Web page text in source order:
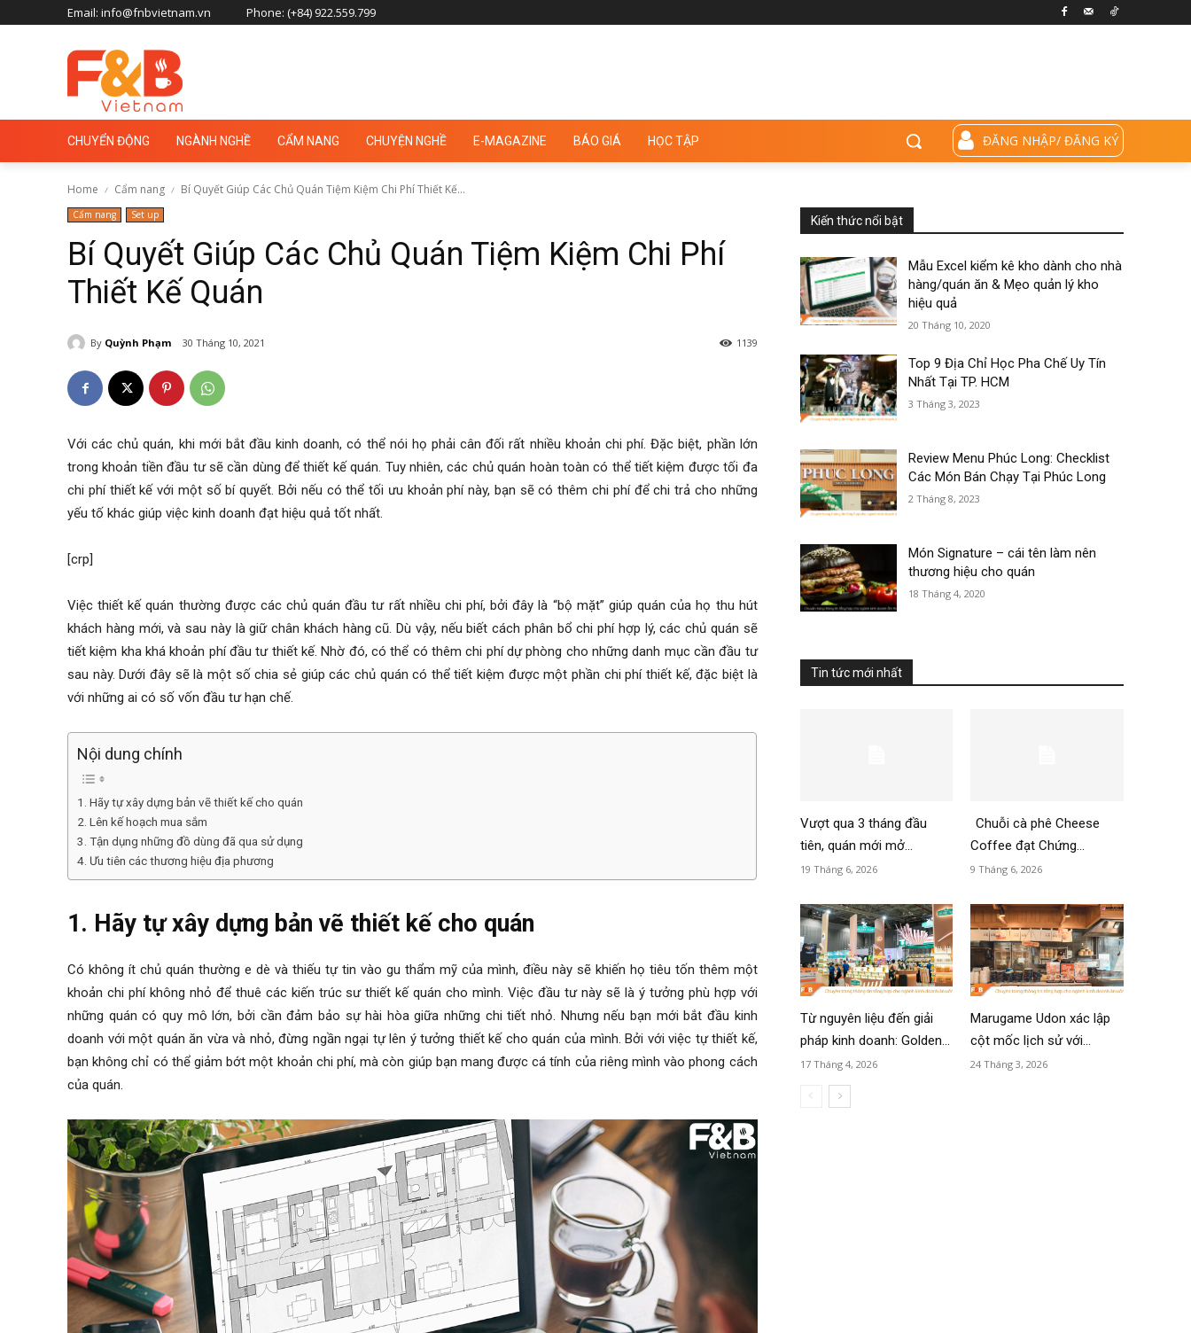
Email: info@fnbvietnam.vn Phone: (+84) 922.559.799
CHUYỂN ĐỘNG NGÀNH NGHỀ CẨM NANG CHUYỆN NGHỀ E-MAGAZINE BÁO GIÁ HỌC TẬP ĐĂNG NHẬP/ ĐĂNG KÝ
Home Cẩm nang Bí Quyết Giúp Các Chủ Quán Tiệm Kiệm Chi Phí Thiết Kế...
Cẩm nang Set up
Bí Quyết Giúp Các Chủ Quán Tiệm Kiệm Chi Phí
Thiết Kế Quán
By Quỳnh Phạm 30 Tháng 10, 2021 1139
Với các chủ quán, khi mới bắt đầu kinh doanh, có thể nói họ phải cân đối rất nhiều khoản chi phí. Đặc biệt, phần lớn
trong khoản tiền đầu tư sẽ cần dùng để thiết kế quán. Tuy nhiên, các chủ quán hoàn toàn có thể tiết kiệm được tối đa
chi phí thiết kế với một số bí quyết. Bởi nếu có thể tối ưu khoản phí này, bạn sẽ có thêm chi phí để chi trả cho những
yếu tố khác giúp việc kinh doanh đạt hiệu quả tốt nhất.
[crp]
Việc thiết kế quán thường được các chủ quán đầu tư rất nhiều chi phí, bởi đây là “bộ mặt” giúp quán của họ thu hút
khách hàng mới, và sau này là giữ chân khách hàng cũ. Dù vậy, nếu biết cách phân bổ chi phí hợp lý, các chủ quán sẽ
tiết kiệm kha khá khoản phí đầu tư thiết kế. Nhờ đó, có thể có thêm chi phí dự phòng cho những danh mục cần đầu tư
sau này. Dưới đây sẽ là một số chia sẻ giúp các chủ quán có thể tiết kiệm được một phần chi phí thiết kế, đặc biệt là
với những ai có số vốn đầu tư hạn chế.
Nội dung chính
1. Hãy tự xây dựng bản vẽ thiết kế cho quán
2. Lên kế hoạch mua sắm
3. Tận dụng những đồ dùng đã qua sử dụng
4. Ưu tiên các thương hiệu địa phương
1. Hãy tự xây dựng bản vẽ thiết kế cho quán
Có không ít chủ quán thường e dè và thiếu tự tin vào gu thẩm mỹ của mình, điều này sẽ khiến họ tiêu tốn thêm một
khoản chi phí không nhỏ để thuê các kiến trúc sư thiết kế quán cho mình. Việc đầu tư này sẽ là ý tưởng phù hợp với
những quán có quy mô lớn, bởi cần đảm bảo sự hài hòa giữa những chi tiết nhỏ. Nhưng nếu bạn mới bắt đầu kinh
doanh với một quán ăn vừa và nhỏ, đừng ngần ngại tự lên ý tưởng thiết kế cho quán của mình. Bởi với việc tự thiết kế,
bạn không chỉ có thể giảm bớt một khoản chi phí, mà còn giúp bạn mang được cá tính của riêng mình vào phong cách
của quán.
Kiến thức nổi bật
Mẫu Excel kiểm kê kho dành cho nhà
hàng/quán ăn & Mẹo quản lý kho
hiệu quả
20 Tháng 10, 2020
Top 9 Địa Chỉ Học Pha Chế Uy Tín
Nhất Tại TP. HCM
3 Tháng 3, 2023
Review Menu Phúc Long: Checklist
Các Món Bán Chạy Tại Phúc Long
2 Tháng 8, 2023
Món Signature – cái tên làm nên
thương hiệu cho quán
18 Tháng 4, 2020
Tin tức mới nhất
Vượt qua 3 tháng đầu
tiên, quán mới mở...
19 Tháng 6, 2026
Chuỗi cà phê Cheese
Coffee đạt Chứng...
9 Tháng 6, 2026
Từ nguyên liệu đến giải
pháp kinh doanh: Golden...
17 Tháng 4, 2026
Marugame Udon xác lập
cột mốc lịch sử với...
24 Tháng 3, 2026